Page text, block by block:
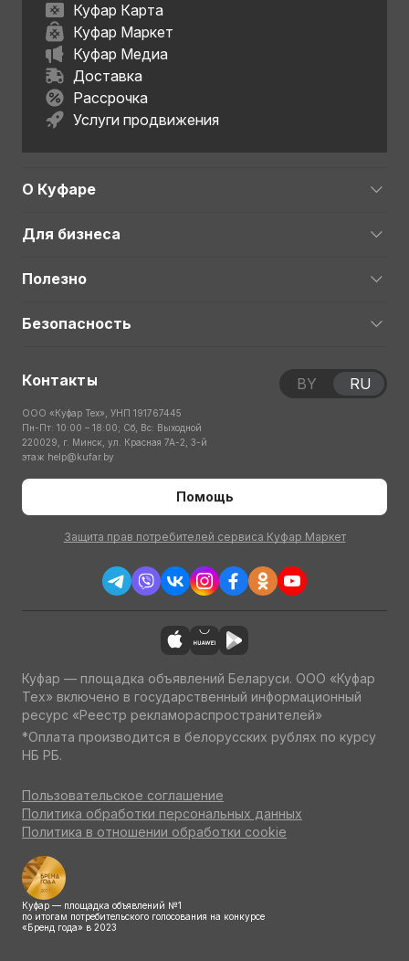
Куфар Карта
Куфар Маркет
Куфар Медиа
Доставка
Рассрочка
Услуги продвижения
О Куфаре
Для бизнеса
Полезно
Безопасность
Контакты
ООО «Куфар Тех», УНП 191767445
Пн-Пт: 10:00 – 18:00; Сб, Вс: Выходной
220029, г. Минск, ул. Красная 7А-2, 3-й
этаж help@kufar.by
Помощь
Защита прав потребителей сервиса Куфар Маркет
BY RU
Куфар — площадка объявлений Беларуси. ООО «Куфар
Тех» включено в государственный информационный
ресурс «Реестр рекламораспространителей»
*Оплата производится в белорусских рублях по курсу
НБ РБ.
Пользовательское соглашение
Политика обработки персональных данных
Политика в отношении обработки cookie
Куфар — площадка объявлений №1
по итогам потребительского голосования на конкурсе
«Бренд года» в 2023